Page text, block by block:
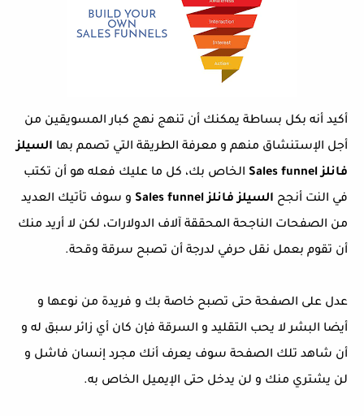
أكيد أنه بكل بساطة يمكنك أن تنهج نهج كبار المسويقين من
أجل الإستنشاق منهم و معرفة الطريقة التي تصمم بها السيلز
فانلز Sales funnel
الخاص بك، كل ما عليك فعله هو أن تكتب
في النت أنجح السيلز فانلز Sales funnel
و سوف تأتيك العديد
من الصفحات الناجحة المحققة آلاف الدولارات، لكن لا أريد منك
أن تقوم بعمل نقل حرفي لدرجة أن تصبح سرقة وقحة.
عدل على الصفحة حتى تصبح خاصة بك و فريدة من نوعها و
أيضا البشر لا يحب التقليد و السرقة فإن كان أي زائر سبق له و
أن شاهد تلك الصفحة سوف يعرف أنك مجرد إنسان فاشل و
لن يشتري منك و لن يدخل حتى الإيميل الخاص به.